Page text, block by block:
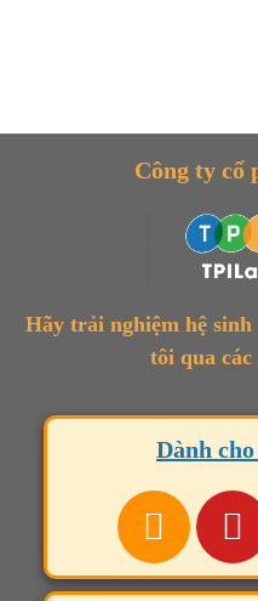
Công ty cổ
Hãy trải nghiệm hệ
tôi qua
Dành